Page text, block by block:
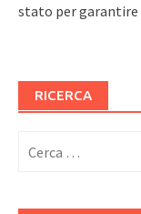
stato per garantire
RICERCA
per: